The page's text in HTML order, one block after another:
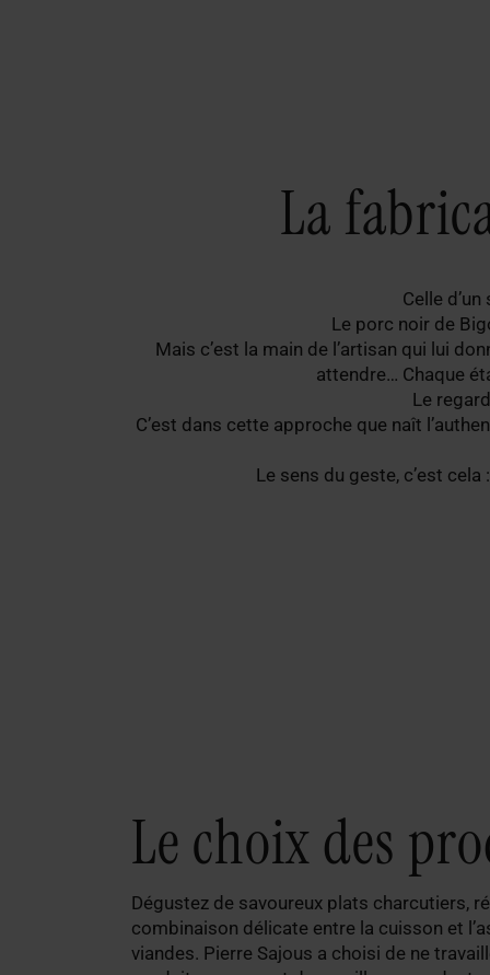
La
Celle
Le porc noir de
Mais c’est la main de l’artisan qui lui
attendre… Chaque
Le
C’est dans cette approche que naît
Le sens du geste, c’est
Le choix des
Dégustez de savoureux plats charcutiers,
combinaison délicate entre la cuisson et
viandes. Pierre Sajous a choisi de ne